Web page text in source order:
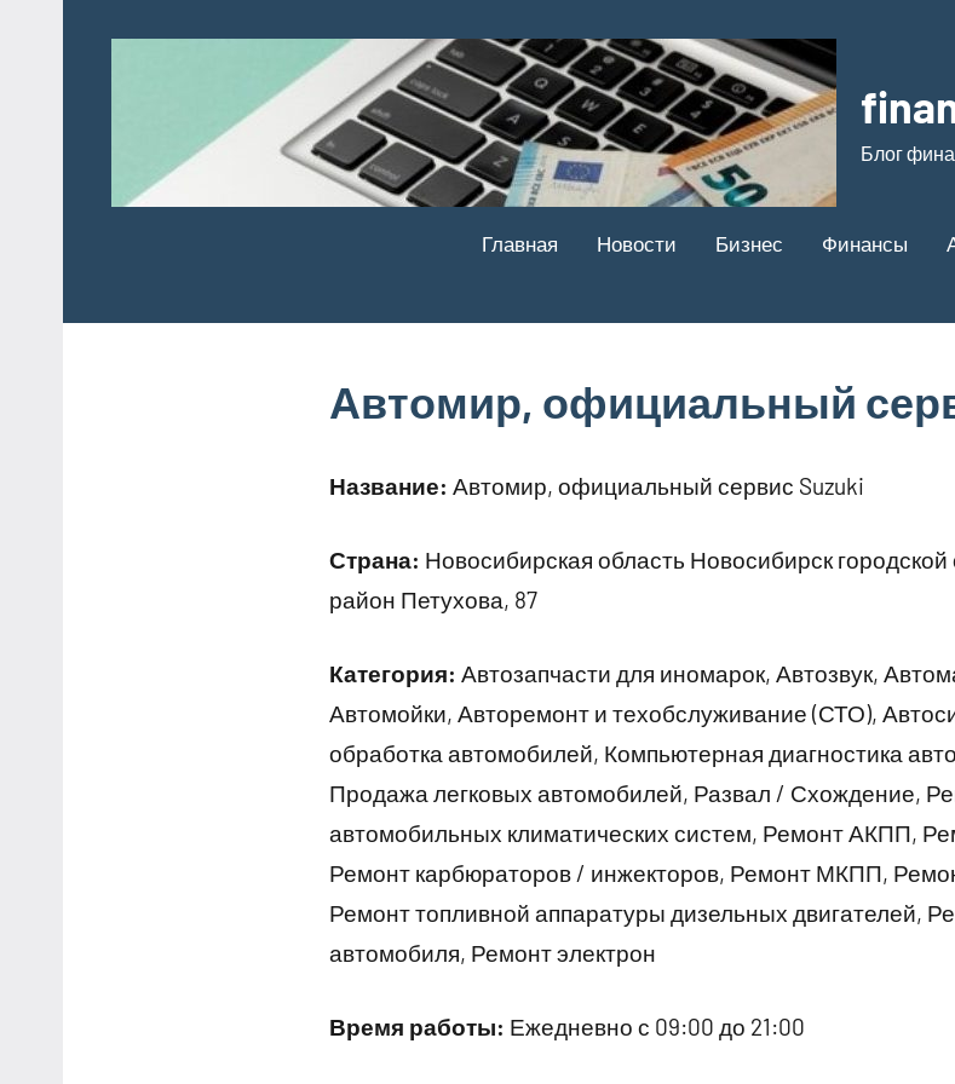
Блог
Главная Новости Бизнес Финансы
Автомир, официальный
Название: Автомир, официальный сервис Suzuki
Страна: Новосибирская область Новосибирск
район Петухова, 87
Категория: Автозапчасти для иномарок, Автозвук,
Автомойки, Авторемонт и техобслуживание (СТО),
обработка автомобилей, Компьютерная диагностика
Продажа легковых автомобилей, Развал / Схождение,
автомобильных климатических систем, Ремонт АКПП,
Ремонт карбюраторов / инжекторов, Ремонт МКПП,
Ремонт топливной аппаратуры дизельных двигателей,
автомобиля, Ремонт электрон
Время работы: Ежедневно с 09:00 до 21:00